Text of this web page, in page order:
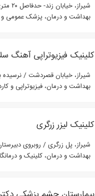
شیراز، خیابان زند- حدفاصل ۲۰ متری وصورتگر-ساختمان پزشکان فارس
بهداشت و درمان، پزشک
کلینیک فیزیوتراپی آهنگ
شیراز، خیابان قصردشت /
بهداشت و درمان، فیزیوتراپی و
کلینیک لیزر زرگری
شیراز، پل زرگری / روبروی
بهداشت و درمان، کلینیک و